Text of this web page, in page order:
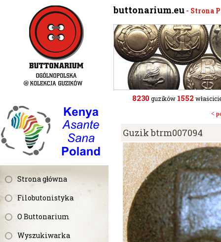
Strona główna
Filobutonistyka
O Buttonarium
Wyszukiwarka
buttonarium.eu - Strona
8230 guzików 1552
<
Guzik btrm007094